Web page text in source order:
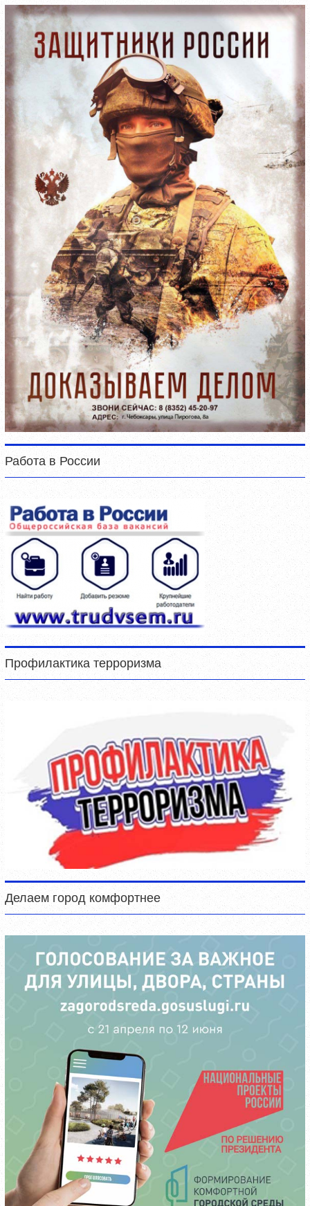
Работа в России
Профилактика терроризма
Делаем город комфортнее